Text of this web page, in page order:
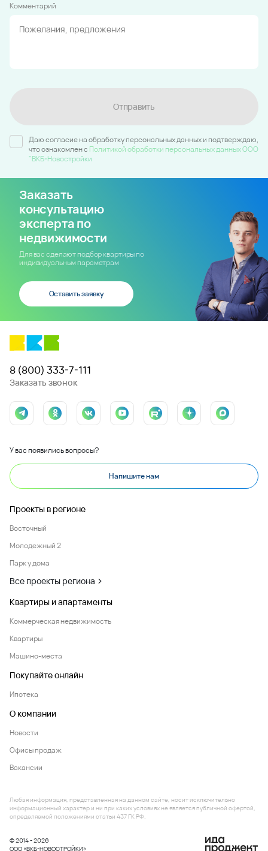
Комментарий
Отправить
Даю согласие на обработку персональных данных и подтверждаю,
что ознакомлен c Политикой обработки персональных данных ООО
"ВКБ-Новостройки
Заказать
консультацию
эксперта по
недвижимости
Для вас сделают подбор квартиры по
индивидуальным параметрам
Оставить заявку
8 (800) 333-7-111
Заказать звонок
У вас появились вопросы?
Напишите нам
Проекты в регионе
Восточный
Молодежный 2
Парк у дома
Все проекты региона
Квартиры и апартаменты
Коммерческая недвижимость
Квартиры
Машино-места
Покупайте онлайн
Ипотека
О компании
Новости
Офисы продаж
Вакансии
© 2014 - 2026
ООО «ВКБ-НОВОСТРОЙКИ»
Любая информация, представленная на данном сайте, носит исключительно
информационный характер и ни при каких условиях не является публичной офертой,
определяемой положениями статьи 437 ГК РФ.